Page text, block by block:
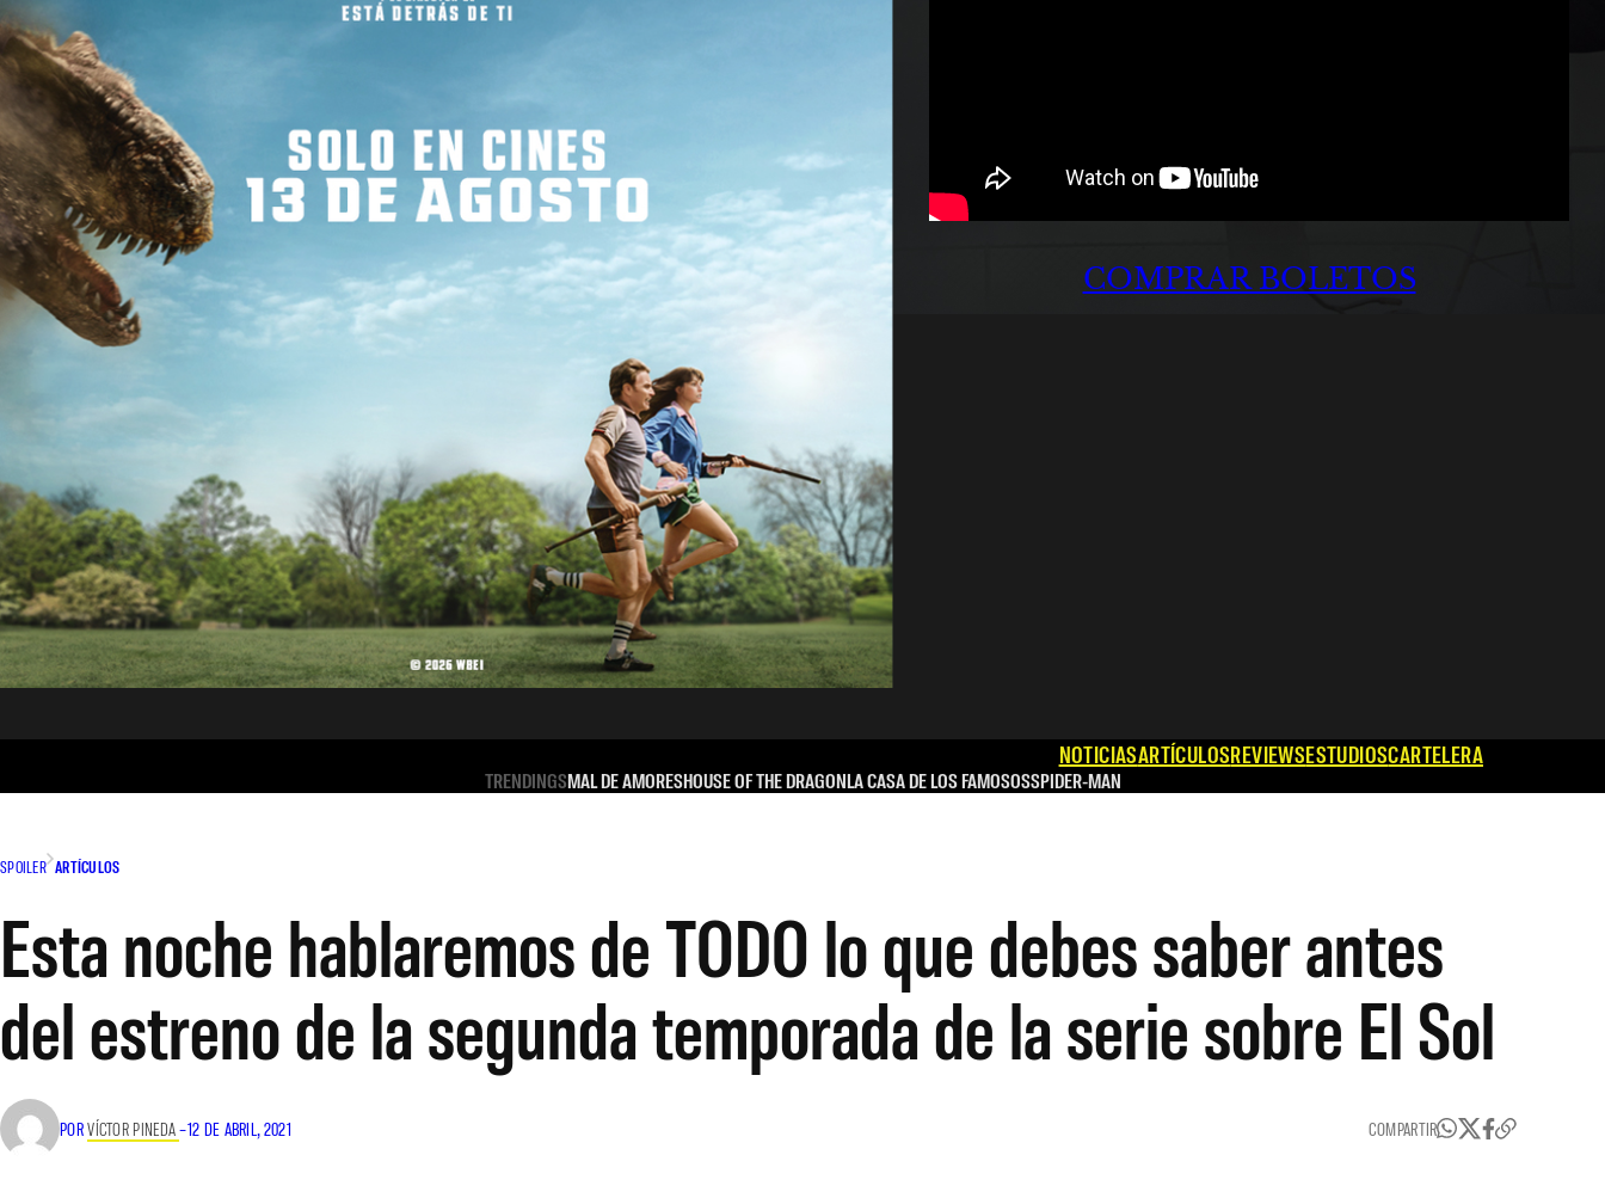
COMPRAR BOLETOS
NOTICIASARTÍCULOSREVIEWSESTUDIOSCARTELERA
TRENDINGSMAL DE AMORESHOUSE OF THE DRAGONLA CASA DE LOS FAMOSOSSPIDER-MAN
SPOILER ARTÍCULOS
Esta noche hablaremos de TODO lo que debes saber antes
del estreno de la segunda temporada de la serie sobre El Sol
PORVÍCTOR PINEDA–12 DE ABRIL, 2021 COMPARTIR